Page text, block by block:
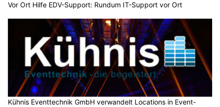
Vor Ort Hilfe EDV-Support: Rundum IT-Support vor Ort
Kühnis Eventtechnik GmbH verwandelt Locations in Event-